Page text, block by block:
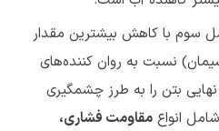
سوم با کاهش بیشترین مقدار
نسبت به روان کننده‌های
بتن را به طرز چشمگیری
انواع مقاومت فشاری،